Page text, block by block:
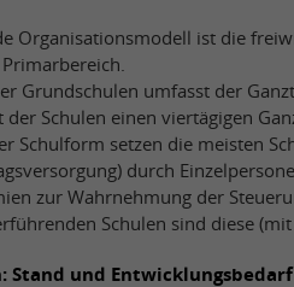
Organisationsmodell ist die
Grundschulen umfasst der
Schulen einen viertägigen
Schulform setzen die meisten
durch
zur Wahrnehmung der
Schulen sind diese
Stand und Entwicklungsbedarf